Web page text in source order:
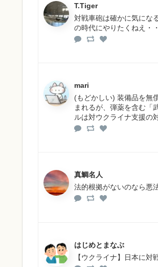
T.Tiger
対戦車砲は確かに気にな
の時代にやりたくねえ・
mari
(もどかしい) 装備品を無
まれるが、弾薬を含む「
ルは対ウクライナ支援の
真鯛名人
法的根拠がないのなら悪
はじめとまなぶ
【ウクライナ】日本に